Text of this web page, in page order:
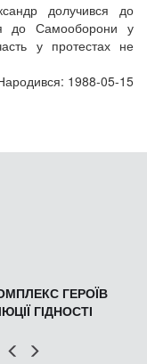
долучився до
до Самооборони у
у протестах не
1988-05-15
ГЕРОЇВ
ГІДНОСТІ
Попер